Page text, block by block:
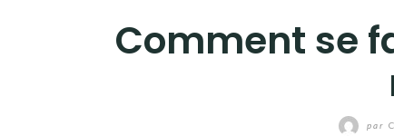
Comment se
par